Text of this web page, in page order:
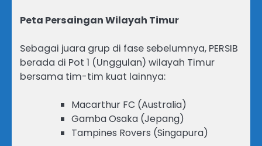
Peta Persaingan Wilayah Timur
Sebagai juara grup di fase sebelumnya, PERSIB
berada di Pot 1 (Unggulan) wilayah Timur
bersama tim-tim kuat lainnya:
Macarthur FC (Australia)
Gamba Osaka (Jepang)
Tampines Rovers (Singapura)